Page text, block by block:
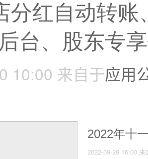
分红自动转
台、股东专
10:00 来自于应用
2022年十
2022-09-29 16:00 来